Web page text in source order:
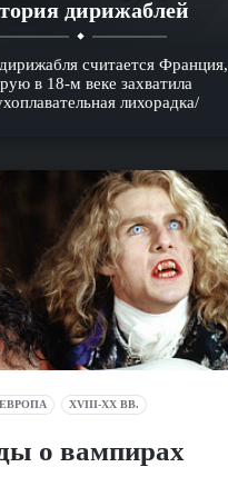
дирижаблей
считается Франция,
в 18-м веке захватила
лихорадка/
ЕВРОПА XVIII-XX ВВ.
о вампирах